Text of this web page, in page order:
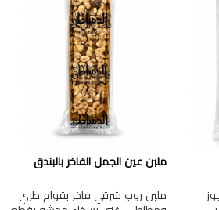
ملبن عين الجمل الفاخر بالبندق
ملبن روب شرقي فاخر بقوام طري